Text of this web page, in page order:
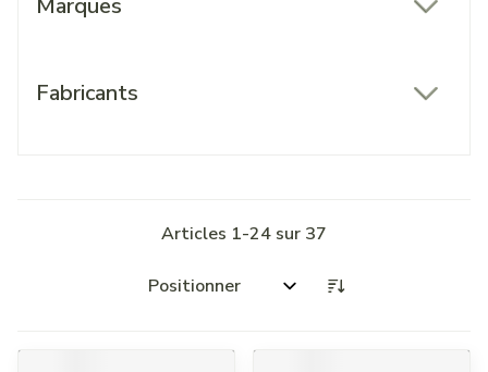
Marques
Fabricants
Articles 1-24 sur 37
Trier par: